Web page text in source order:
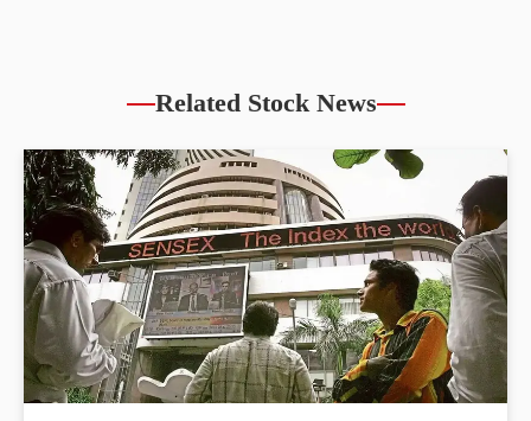
Related Stock News